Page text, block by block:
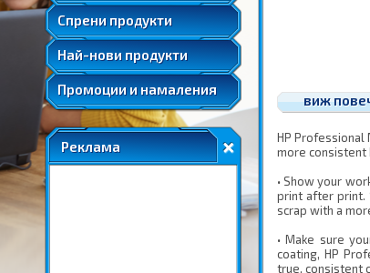
Спрени продукти
Удължени и допълнителни гаранции
Най-нови продукти
Промоции и намаления
Реклама
виж
HP
more consistent
• Show your
print after print.
scrap with a
• Make sure
coating, HP
true, consistent